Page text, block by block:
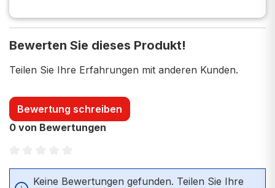
Bewerten Sie dieses Produkt!
Teilen Sie Ihre Erfahrungen mit anderen Kunden.
Bewertung schreiben
0 von Bewertungen
Durchschnittliche Bewertung von 0 von 5 Sternen
Keine Bewertungen gefunden. Teilen Sie Ihre